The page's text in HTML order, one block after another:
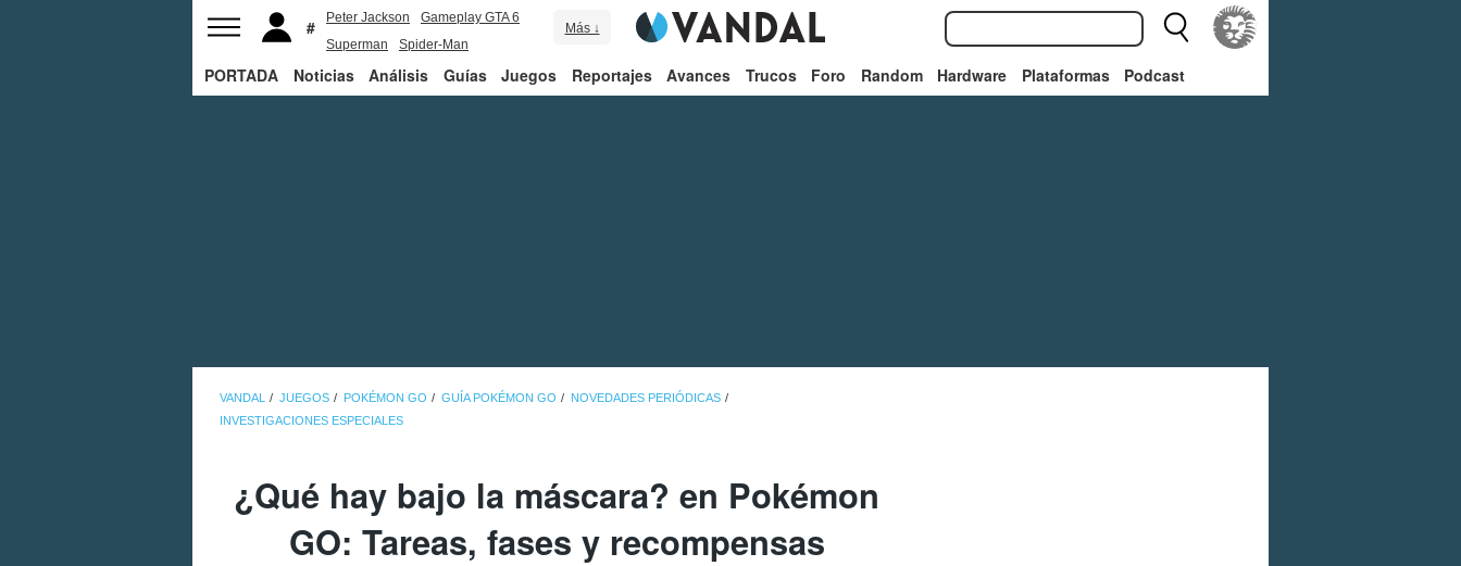
Peter Jackson
Gameplay GTA 6
Superman
Spider-Man
Más ↓
PORTADA Noticias Análisis Guías Juegos Reportajes Avances Trucos Foro Random Hardware Plataformas Podcast
VANDAL JUEGOS POKÉMON GO GUÍA POKÉMON GO
NOVEDADES PERIÓDICAS
INVESTIGACIONES ESPECIALES
¿Qué hay bajo la máscara? en Pokémon
GO: Tareas, fases y recompensas